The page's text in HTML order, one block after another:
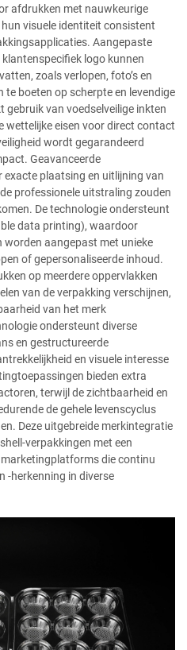
afdrukken met nauwkeurige
visuele identiteit consistent
Aangepaste
logo kunnen
zoals verlopen, foto’s en
te boeten op scherpte en levendige
gebruik van voedselveilige inkten
wettelijke eisen voor direct contact
wordt gegarandeerd
Geavanceerde
plaatsing en uitlijning van
professionele uitstraling zouden
De technologie ondersteunt
data printing), waardoor
worden aangepast met unieke
of gepersonaliseerde inhoud.
op meerdere oppervlakken
van de verpakking verschijnen,
van het merk
ondersteunt diverse
en gestructureerde
en visuele interesse
bieden extra
terwijl de zichtbaarheid en
de gehele levenscyclus
Deze uitgebreide merkintegratie
verpakkingen met een
die continu
-herkenning in diverse